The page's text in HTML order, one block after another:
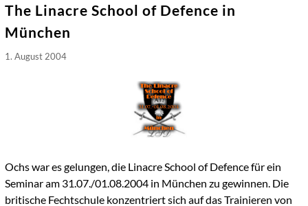
The Linacre School of Defence in
München
1. August 2004
Ochs war es gelungen, die Linacre School of Defence für ein
Seminar am 31.07./01.08.2004 in München zu gewinnen. Die
britische Fechtschule konzentriert sich auf das Trainieren von